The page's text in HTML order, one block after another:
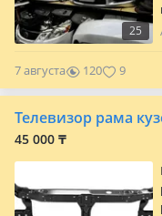
25
7 августа 120 9
Телевизор рама
45 000 ₸